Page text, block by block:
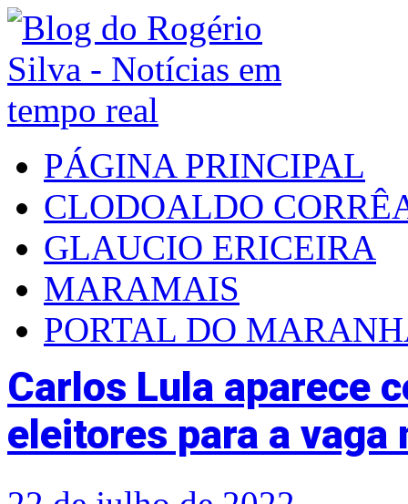
PÁGINA PRINCIPAL
CLODOALDO
GLAUCIO ERICEIRA
MARAMAIS
PORTAL DO
Carlos Lula aparece
eleitores para a vaga